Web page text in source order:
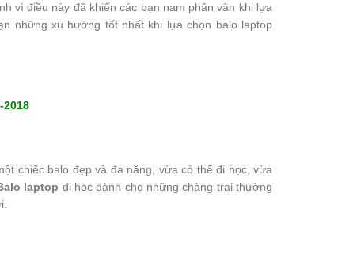
vì điều này đã khiến các bạn nam phân vân khi lựa
những xu hướng tốt nhất khi lựa chọn balo laptop
chiếc balo đẹp và đa năng, vừa có thể đi học, vừa
laptop đi học dành cho những chàng trai thường